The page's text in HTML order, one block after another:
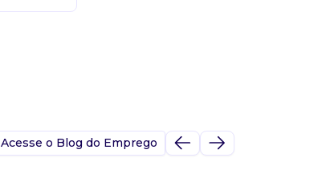
Acesse o Blog do Emprego